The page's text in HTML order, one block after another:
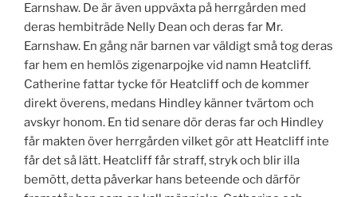
Earnshaw. De är även uppväxta på herrgården med
deras hembiträde Nelly Dean och deras far Mr.
Earnshaw. En gång när barnen var väldigt små tog deras
far hem en hemlös zigenarpojke vid namn Heatcliff.
Catherine fattar tycke för Heatcliff och de kommer
direkt överens, medans Hindley känner tvärtom och
avskyr honom. En tid senare dör deras far och Hindley
får makten över herrgården vilket gör att Heatcliff inte
får det så lätt. Heatcliff får straff, stryk och blir illa
bemött, detta påverkar hans beteende och därför